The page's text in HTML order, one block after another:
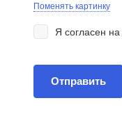
Поменять картинку
Я согласен на